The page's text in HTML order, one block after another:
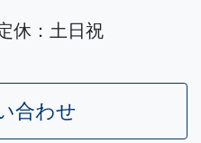
休：土日祝
合わせ